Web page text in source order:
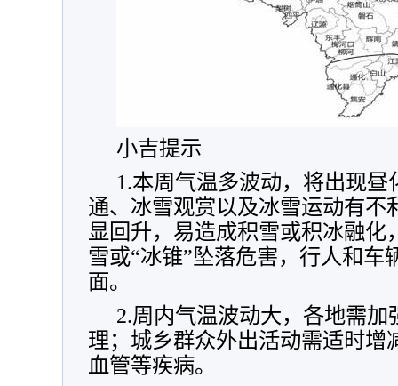
小吉提示
1.本周气温多波动，将出现
通、冰雪观赏以及冰雪运动有不
显回升，易造成积雪或积冰融化
雪或“冰锥”坠落危害，行人和车
面。
2.周内气温波动大，各地需
理；城乡群众外出活动需适时增
血管等疾病。